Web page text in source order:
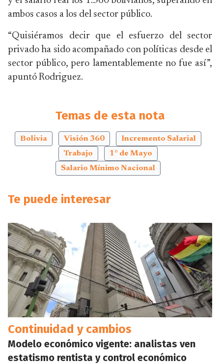
ambos casos a los del sector público.
“Quisiéramos decir que el esfuerzo del sector
privado ha sido acompañado con políticas desde el
sector público, pero lamentablemente no fue así”,
apuntó Rodriguez.
Temas de esta nota
Bolivia Visión 360
Incremento Salarial
Trabajo
1° de Mayo
Salario Mínimo Nacional
Te puede interesar
Continuidad y cambios
Modelo económico vigente: analistas ven
estatismo rentista y control económico